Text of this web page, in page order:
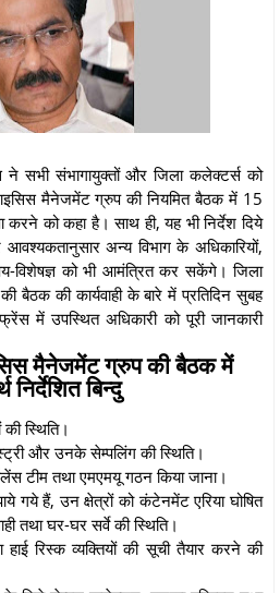
सभी संभागायुक्तों और जिला कलेक्टर्स को
मैनेजमेंट ग्रुप की नियमित बैठक में 15
को कहा है। साथ ही, यह भी निर्देश दिये
अन्य विभाग के अधिकारियों,
विशेषज्ञ को भी आमंत्रित कर सकेंगे। जिला
बैठक की कार्यवाही के बारे में प्रतिदिन सुबह
में उपस्थित अधिकारी को पूरी जानकारी
मैनेजमेंट ग्रुप की बैठक में
निर्देशित बिन्दु
स्थिति।
और उनके सेम्पलिंग की स्थिति।
टीम तथा एमएमयू गठन किया जाना।
गये हैं, उन क्षेत्रों को कंटेनमेंट एरिया घोषित
तथा घर-घर सर्वे की स्थिति।
रिस्क व्यक्तियों की सूची तैयार करने की